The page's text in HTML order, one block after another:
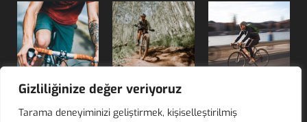
Gizliliğinize değer veriyoruz
Tarama deneyiminizi geliştirmek, kişiselleştirilmiş